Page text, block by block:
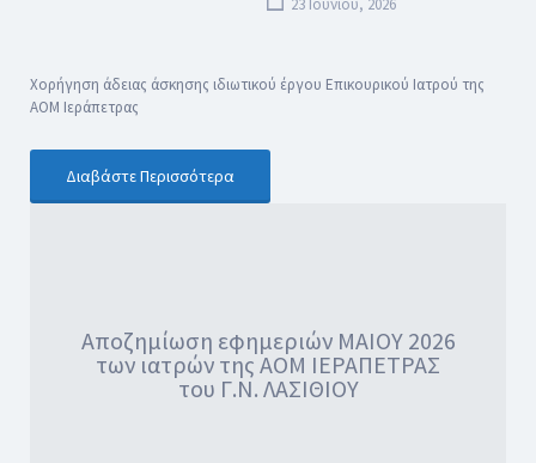
Χορήγηση άδειας άσκησης ιδιωτικού έργου Επικουρικού Ιατρού της
ΑΟΜ Ιεράπετρας
Διαβάστε Περισσότερα
Αποζημίωση εφημεριών ΜΑΙΟΥ 2026
των ιατρών της ΑΟΜ ΙΕΡΑΠΕΤΡΑΣ
του Γ.Ν. ΛΑΣΙΘΙΟΥ